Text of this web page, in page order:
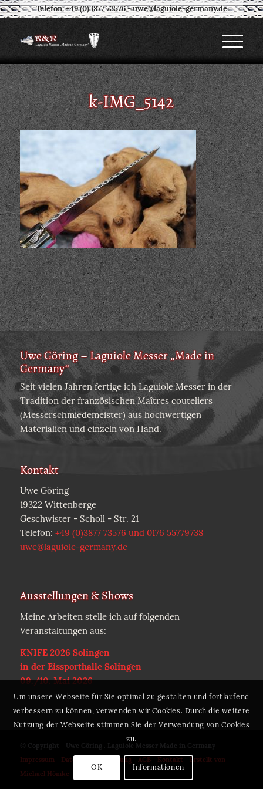
Telefon: +49 (0)3877 73576-uwe@laguiole-germany.de
k-IMG_5142
Uwe Göring – Laguiole Messer „Made in
Germany“
Seit vielen Jahren fertige ich Laguiole Messer in der
Tradition der französischen Maîtres couteliers
(Messerschmiedemeister) aus hochwertigen
Materialien und einzeln von Hand.
Kontakt
Uwe Göring
19322 Wittenberge
Geschwister - Scholl - Str. 21
Telefon: +49 (0)3877 73576 und 0176 55779738
uwe@laguiole-germany.de
Ausstellungen & Shows
Meine Arbeiten stelle ich auf folgenden
Veranstaltungen aus:
KNIFE 2026 Solingen
in der Eissporthalle Solingen
09./10. Mai 2026
© Copyright - Uwe Göring . Laguiole Messer Made in Germany -
Impressum- Datenschutzerklärung- AGB- Kontakt
Erstellt von
Michael Hömke
Um unsere Webseite für Sie optimal zu gestalten und fortlaufend
verbessern zu können, verwenden wir Cookies. Durch die weitere
Nutzung der Webseite stimmen Sie der Verwendung von Cookies
zu.
OK Informationen